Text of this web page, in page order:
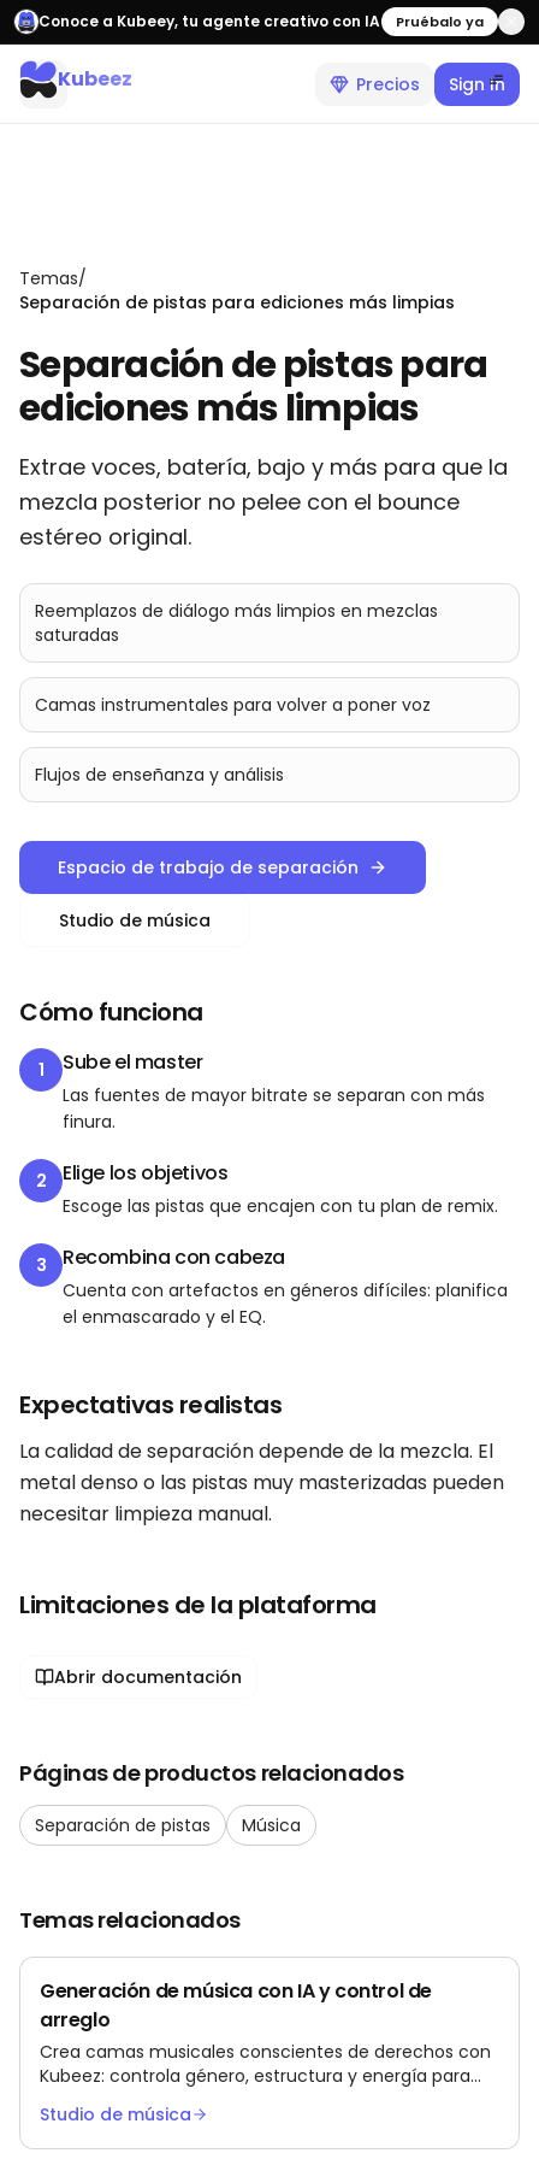
Conoce a Kubeey, tu agente creativo con IA Pruébalo ya
Precios Sign In
Kubeez
Temas/
Separación de pistas para ediciones más limpias
Separación de pistas para
ediciones más limpias
Extrae voces, batería, bajo y más para que la
mezcla posterior no pelee con el bounce
estéreo original.
Reemplazos de diálogo más limpios en mezclas
saturadas
Camas instrumentales para volver a poner voz
Flujos de enseñanza y análisis
Espacio de trabajo de separación
Studio de música
Cómo funciona
1 Sube el master
Las fuentes de mayor bitrate se separan con más
finura.
2 Elige los objetivos
Escoge las pistas que encajen con tu plan de remix.
3 Recombina con cabeza
Cuenta con artefactos en géneros difíciles: planifica
el enmascarado y el EQ.
Expectativas realistas
La calidad de separación depende de la mezcla. El
metal denso o las pistas muy masterizadas pueden
necesitar limpieza manual.
Limitaciones de la plataforma
Abrir documentación
Páginas de productos relacionados
Separación de pistas Música
Temas relacionados
Generación de música con IA y control de
arreglo
Crea camas musicales conscientes de derechos con
Kubeez: controla género, estructura y energía para
anuncios, juegos y series de contenido.
Studio de música